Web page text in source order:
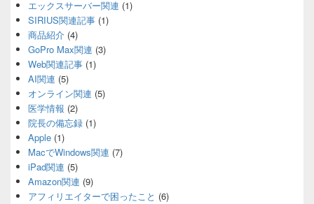
エックスサーバー関連 (1)
SIRIUS関連記事 (1)
商品紹介 (4)
GoPro Max関連 (3)
Web関連記事 (1)
AI関連 (5)
オンライン関連 (5)
医学情報 (2)
院長の備忘録 (1)
Apple (1)
MacでWindows関連 (7)
iPad関連 (5)
Amazon関連 (9)
アフィリエイターで困ったこと (6)